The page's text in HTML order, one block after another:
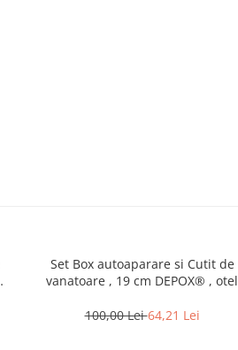
Set Box autoaparare si Cutit de
vanatoare , 19 cm DEPOX® , otel
100,00 Lei64,21 Lei